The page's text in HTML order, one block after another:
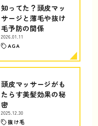
知ってた？頭皮マッ
サージと薄毛や抜け
毛予防の関係
2026.01.11
AGA
頭皮マッサージがも
たらす美髪効果の秘
密
2025.12.30
抜け毛